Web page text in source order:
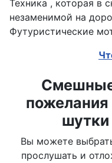
Техника , которая в
незаменимой на
Футуристические
пожелания
шутки
Вы можете
прослушать и